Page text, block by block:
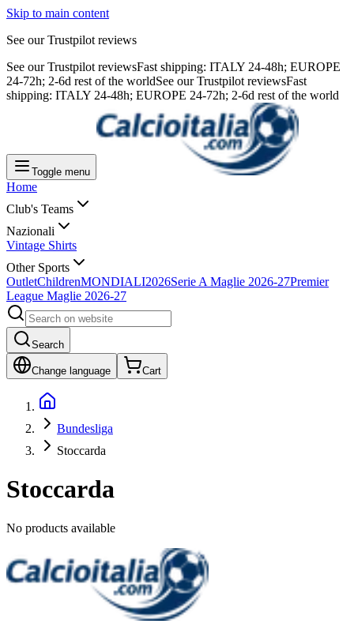
Skip to main content
See our Trustpilot reviews
See our Trustpilot reviewsFast shipping: ITALY 24-48h; EUROPE
24-72h; 2-6d rest of the worldSee our Trustpilot reviewsFast
shipping: ITALY 24-48h; EUROPE 24-72h; 2-6d rest of the world
Toggle menu
Home
Club's Teams
Nazionali
Vintage Shirts
Other Sports
OutletChildrenMONDIALI2026Serie A Maglie 2026-27Premier
League Maglie 2026-27
Search
Change language Cart
Bundesliga
Stoccarda
Stoccarda
No products available